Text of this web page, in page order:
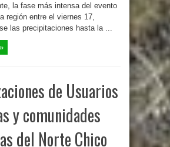
la fase más intensa del evento
región entre el viernes 17,
las precipitaciones hasta la ...
de Usuarios
y comunidades
del Norte Chico